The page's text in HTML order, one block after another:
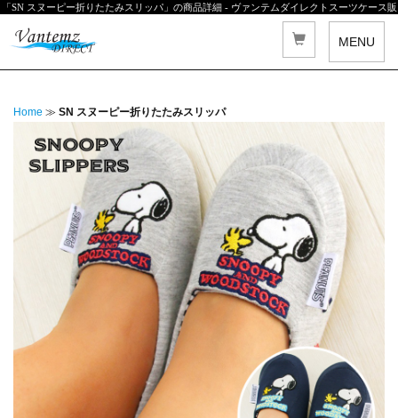
「SN スヌーピー折りたたみスリッパ」の商品詳細 - ヴァンテムダイレクトスーツケース販
MENU
Home ≫ SN スヌーピー折りたたみスリッパ